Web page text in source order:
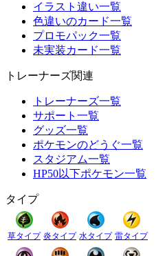
イラスト違い一覧
色違いのカード一覧
プロモパック一覧
未実装カード一覧
トレーナーズ関連
トレーナーズ一覧
サポート一覧
グッズ一覧
ポケモンのどうぐ一覧
スタジアム一覧
HP50以下ポケモン一覧
タイプ
草タイプ 炎タイプ 水タイプ 雷タイプ